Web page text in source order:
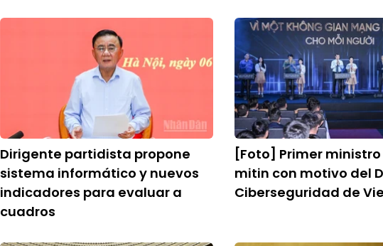
Dirigente partidista propone
sistema informático y nuevos
indicadores para evaluar a
cuadros
[Foto] Primer
mitin con motivo del
Ciberseguridad de